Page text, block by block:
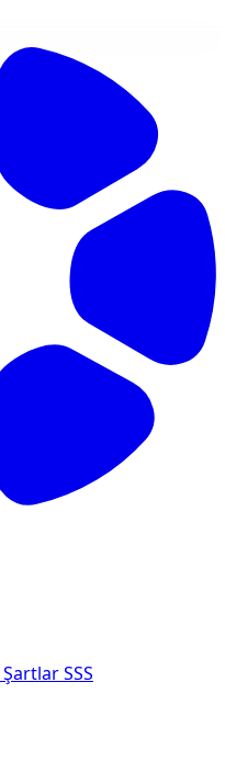
ŞartlarSSS